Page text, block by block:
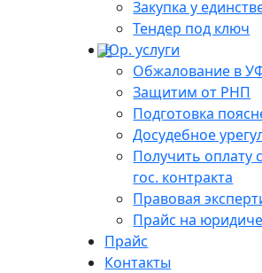
Закупка у
Тендер под ключ
Юр. услуги
Обжалование в
Защитим от РНП
Подготовка
Досудебное
Получить оплату
гос. контракта
Правовая
Прайс на
Прайс
Контакты